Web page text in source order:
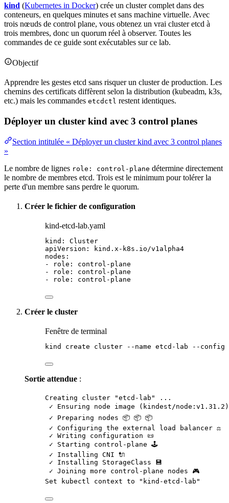
kind (Kubernetes in Docker) crée un cluster complet dans des
conteneurs, en quelques minutes et sans machine virtuelle. Avec
trois nœuds de control plane, vous obtenez un vrai cluster etcd à
trois membres, donc un quorum réel à observer. Toutes les
commandes de ce guide sont exécutables sur ce lab.
Objectif
Apprendre les gestes etcd sans risquer un cluster de production. Les
chemins des certificats diffèrent selon la distribution (kubeadm, k3s,
etc.) mais les commandes etcdctl restent identiques.
Déployer un cluster kind avec 3 control planes
Section intitulée « Déployer un cluster kind avec 3 control planes
»
Le nombre de lignes role: control-plane détermine directement
le nombre de membres etcd. Trois est le minimum pour tolérer la
perte d'un membre sans perdre le quorum.
Créer le fichier de configuration
kind-etcd-lab.yaml
kind : Cluster
apiVersion :
kind.x-k8s.io/v1alpha4
nodes :
-
role : control-plane
-
role : control-plane
-
role : control-plane
Créer le cluster
Fenêtre de terminal
kind create cluster --name etcd-lab --config
Sortie attendue :
Creating cluster "etcd-lab" ...
✓ Ensuring node image (kindest/
✓ Preparing nodes 📦 📦 📦
✓ Configuring the external load balancer ⚖️
✓ Writing configuration 📜
✓ Starting control-plane 🕹️
✓ Installing CNI 🔌
✓ Installing StorageClass 💾
✓ Joining more control-plane nodes 🎮
Set kubectl context to "kind-etcd-lab"